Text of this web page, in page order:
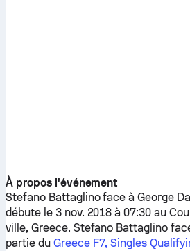
À propos l'événement
Stefano Battaglinoface àGeorge
débute le 3 nov. 2018 à 07:30 au
ville, Greece. Stefano Battaglino
partie du Greece F7, Singles